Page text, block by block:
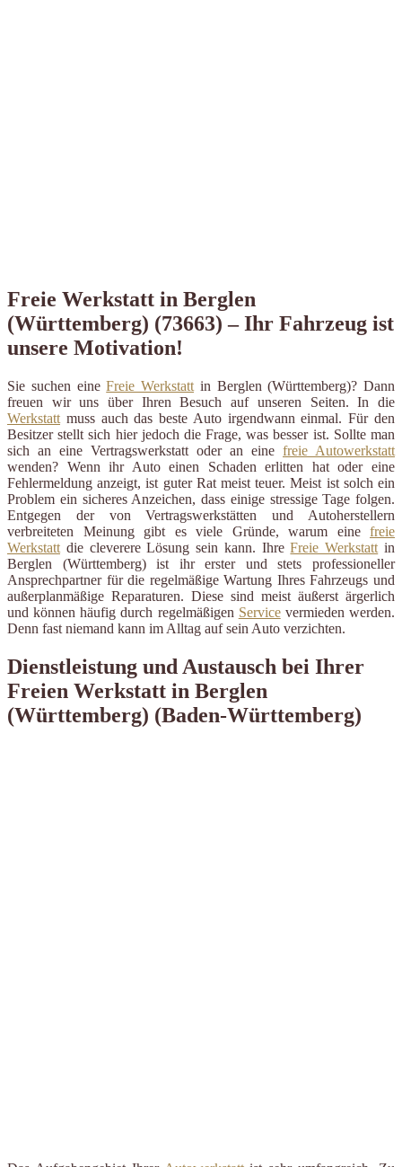
Freie Werkstatt in Berglen
(Württemberg) (73663) – Ihr Fahrzeug ist
unsere Motivation!
Sie suchen eineFreie Werkstatt in Berglen (Württemberg)? Dann
freuen wir uns über Ihren Besuch auf unseren Seiten. In die
Werkstatt muss auch das beste Auto irgendwann einmal. Für den
Besitzer stellt sich hier jedoch die Frage, was besser ist. Sollte man
sich an eine Vertragswerkstatt oder an eine freie Autowerkstatt
wenden? Wenn ihr Auto einen Schaden erlitten hat oder eine
Fehlermeldung anzeigt, ist guter Rat meist teuer. Meist ist solch ein
Problem ein sicheres Anzeichen, dass einige stressige Tage folgen.
Entgegen der von Vertragswerkstätten und Autoherstellern
verbreiteten Meinung gibt es viele Gründe, warum eine freie
Werkstatt die cleverere Lösung sein kann. IhreFreie Werkstatt in
Berglen (Württemberg) ist ihr erster und stets professioneller
Ansprechpartner für die regelmäßige Wartung Ihres Fahrzeugs und
außerplanmäßige Reparaturen. Diese sind meist äußerst ärgerlich
und können häufig durch regelmäßigen Servicevermieden werden.
Denn fast niemand kann im Alltag auf sein Auto verzichten.
Dienstleistung und Austausch bei Ihrer
Freien Werkstatt in Berglen
(Württemberg) (Baden-Württemberg)